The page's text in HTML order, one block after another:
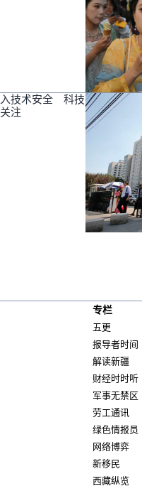
入技术安全 科技
注
专栏
五更
报导者时间
解读新疆
财经时时听
军事无禁区
劳工通讯
绿色情报员
网络博弈
新移民
西藏纵览